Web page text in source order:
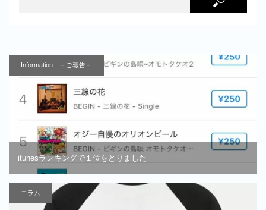
Information －ご報告－
itunesランキングで１位をとりました
コラム